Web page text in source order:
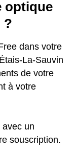
optique
?
dans votre
La-Sauvin
de votre
à votre
un
souscription.